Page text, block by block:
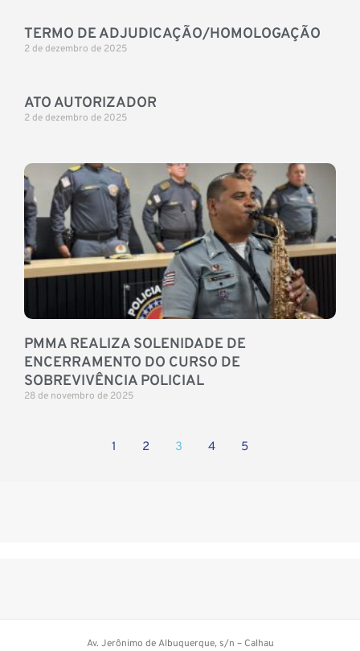
TERMO DE ADJUDICAÇÃO/HOMOLOGAÇÃO
2 de dezembro de 2025
ATO AUTORIZADOR
2 de dezembro de 2025
PMMA REALIZA SOLENIDADE DE
ENCERRAMENTO DO CURSO DE
SOBREVIVÊNCIA POLICIAL
28 de novembro de 2025
1 2 3 4 5
Av. Jerônimo de Albuquerque, s/n – Calhau